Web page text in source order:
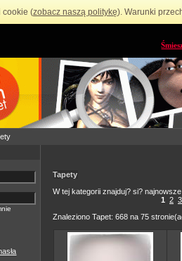
cookie (zobacz naszą politykę). Warunki
Tapety
W tej kategorii znajduj? si?
1 2 3
Znaleziono Tapet: 668 na 75